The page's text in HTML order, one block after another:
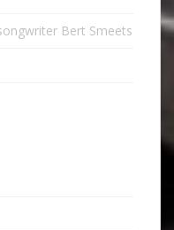
Bert Smeets